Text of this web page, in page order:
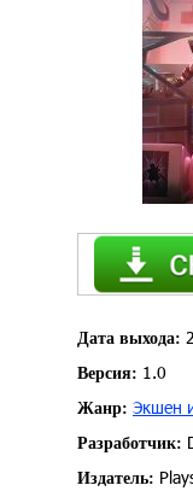
Дата выхода:
Версия: 1.0
Жанр: Экшен
Разработчик:
Издатель: